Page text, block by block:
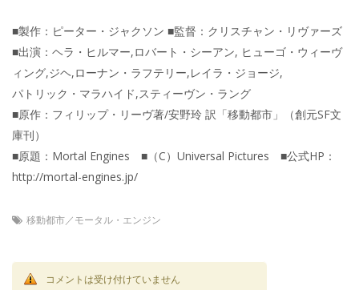
■製作：ピーター・ジャクソン ■監督：クリスチャン・リヴァーズ
■出演：ヘラ・ヒルマー,ロバート・シーアン, ヒューゴ・ウィーヴ
ィング,ジヘ,ローナン・ラフテリー,レイラ・ジョージ,
パトリック・マラハイド,スティーヴン・ラング
■原作：フィリップ・リーヴ著/安野玲 訳「移動都市」（創元SF文
庫刊）
■原題：Mortal Engines ■（C）Universal Pictures ■公式HP：
http://mortal-engines.jp/
移動都市／モータル・エンジン
コメントは受け付けていません